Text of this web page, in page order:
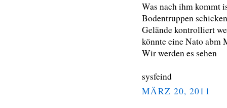
Was nach ihm kommt
Bodentruppen
Gelände kontrolliert
könnte eine Nato abm
Wir werden es sehen
sysfeind
MÄRZ 20, 2011